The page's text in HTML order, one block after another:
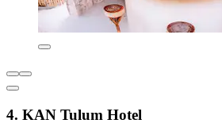
4. KAN Tulum Hotel